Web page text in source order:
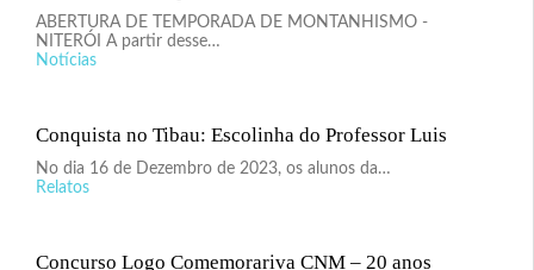
ABERTURA DE TEMPORADA DE MONTANHISMO -
NITERÓI A partir desse…
Notícias
Conquista no Tibau: Escolinha do Professor Luis
No dia 16 de Dezembro de 2023, os alunos da…
Relatos
Concurso Logo Comemorariva CNM – 20 anos